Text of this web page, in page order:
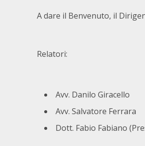
A dare il Benvenuto, il
Relatori:
Avv. Danilo Giracello
Avv. Salvatore Ferrara
Dott. Fabio Fabiano